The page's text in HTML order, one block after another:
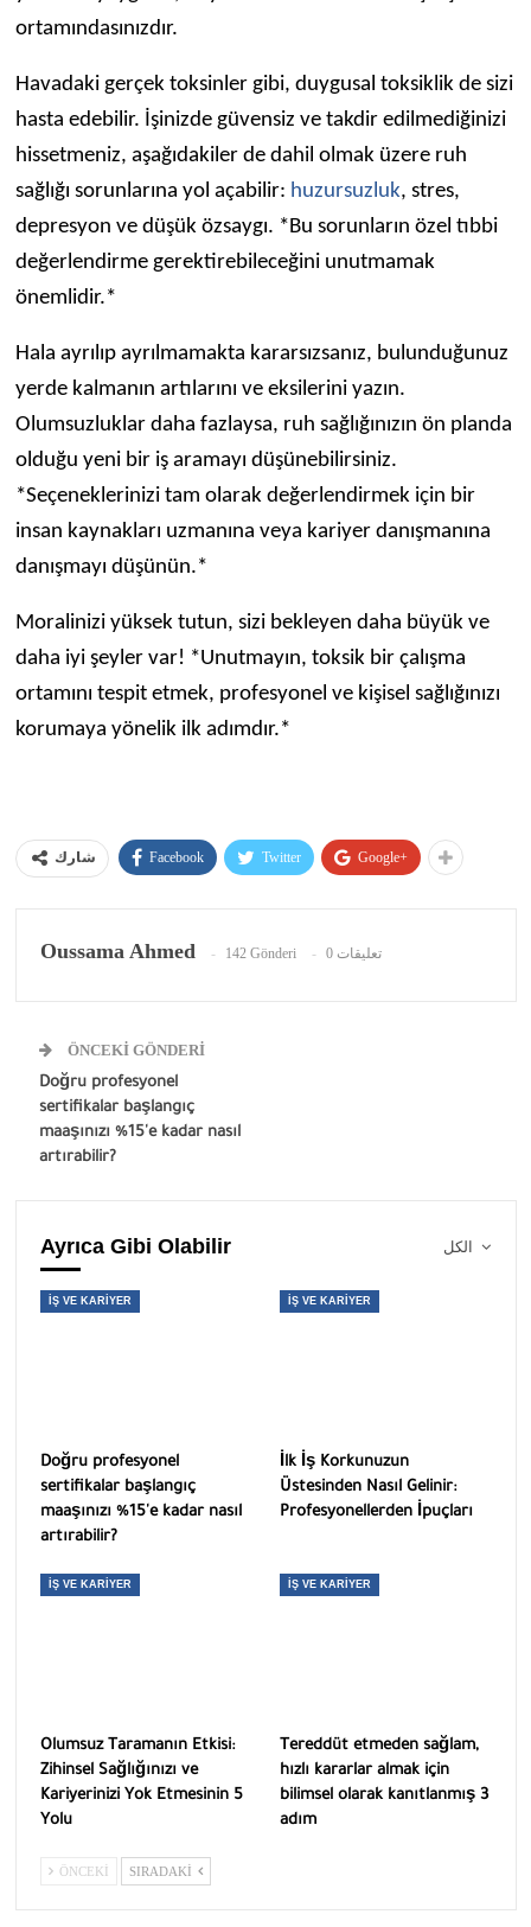
ortamındasınızdır.
Havadaki gerçek toksinler gibi, duygusal toksiklik de sizi
hasta edebilir. İşinizde güvensiz ve takdir edilmediğinizi
hissetmeniz, aşağıdakiler de dahil olmak üzere ruh
sağlığı sorunlarına yol açabilir: huzursuzluk, stres,
depresyon ve düşük özsaygı. *Bu sorunların özel tıbbi
değerlendirme gerektirebileceğini unutmamak
önemlidir.*
Hala ayrılıp ayrılmamakta kararsızsanız, bulunduğunuz
yerde kalmanın artılarını ve eksilerini yazın.
Olumsuzluklar daha fazlaysa, ruh sağlığınızın ön planda
olduğu yeni bir iş aramayı düşünebilirsiniz.
*Seçeneklerinizi tam olarak değerlendirmek için bir
insan kaynakları uzmanına veya kariyer danışmanına
danışmayı düşünün.*
Moralinizi yüksek tutun, sizi bekleyen daha büyük ve
daha iyi şeyler var! *Unutmayın, toksik bir çalışma
ortamını tespit etmek, profesyonel ve kişisel sağlığınızı
korumaya yönelik ilk adımdır.*
شارك Facebook Twitter Google+
Oussama Ahmed 142 Gönderi 0 تعليقات
ÖNCEKI GÖNDERI
Doğru profesyonel
sertifikalar başlangıç ​​
maaşınızı %15'e kadar nasıl
artırabilir?
Ayrıca Gibi Olabilir
İŞ VE KARIYER
Doğru profesyonel
sertifikalar başlangıç ​​
maaşınızı %15'e kadar nasıl
artırabilir?
İŞ VE KARIYER
İlk İş Korkunuzun
Üstesinden Nasıl Gelinir:
Profesyonellerden İpuçları
İŞ VE KARIYER
Olumsuz Taramanın Etkisi:
Zihinsel Sağlığınızı ve
Kariyerinizi Yok Etmesinin 5
Yolu
İŞ VE KARIYER
Tereddüt etmeden sağlam,
hızlı kararlar almak için
bilimsel olarak kanıtlanmış 3
adım
ÖNCEKI SIRADAKI